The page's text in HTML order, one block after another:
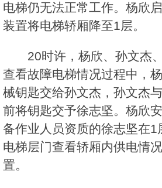
电梯仍无法正常工作。杨欣
装置将电梯轿厢降至1层。
20时许，杨欣、孙文杰
查看故障电梯情况过程中，
械钥匙交给孙文杰，孙文杰
前将钥匙交予徐志坚。杨欣
备作业人员资质的徐志坚在1
电梯层门查看轿厢内供电情
置。